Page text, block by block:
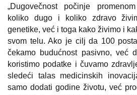
„Dugovečnost počinje
koliko dugo i koliko zdravo
genetike, već i toga kako živimo i
svom telu. Ako je cilj da 100
čekamo budućnost pasivno, već
koristimo podatke i čuvamo
sledeći talas medicinskih
samo dodati godine životu, već